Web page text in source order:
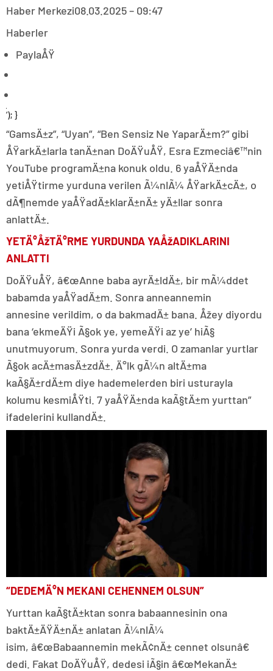
Haber Merkezi08.03.2025 – 09:47
Haberler
PaylaÅŸ
‘); }
“GamsÄ±z”, “Uyan”, “Ben Sensiz Ne YaparÄ±m?” gibi
ÅŸarkÄ±larla tanÄ±nan DoÄŸuÅŸ, Esra Ezmeciâ€™nin
YouTube programÄ±na konuk oldu. 6 yaÅŸÄ±nda
yetiÅŸtirme yurduna verilen Ã¼nlÃ¼ ÅŸarkÄ±cÄ±, o
dÃ¶nemde yaÅŸadÄ±klarÄ±nÄ± yÄ±llar sonra
anlattÄ±.
YETÄ°ÅžTÄ°RME YURDUNDA YAÅžADIKLARINI
ANLATTI
DoÄŸuÅŸ, â€œAnne baba ayrÄ±ldÄ±, bir mÃ¼ddet
babamda yaÅŸadÄ±m. Sonra anneannemin
annesine verildim, o da bakmadÄ± bana. Åžey diyordu
bana ‘ekmeÄŸi Ã§ok ye, yemeÄŸi az ye’ hiÃ§
unutmuyorum. Sonra yurda verdi. O zamanlar yurtlar
Ã§ok acÄ±masÄ±zdÄ±. Ä°lk gÃ¼n altÄ±ma
kaÃ§Ä±rdÄ±m diye hademelerden biri usturayla
kolumu kesmiÅŸti. 7 yaÅŸÄ±nda kaÃ§tÄ±m yurttan”
ifadelerini kullandÄ±.
“DEDEMÄ°N MEKANI CEHENNEM OLSUN”
Yurttan kaÃ§tÄ±ktan sonra babaannesinin ona
baktÄ±ÄŸÄ±nÄ± anlatan Ã¼nlÃ¼
isim, â€œBabaannemin mekÃ¢nÄ± cennet olsunâ€
dedi. Fakat DoÄŸuÅŸ, dedesi iÃ§in â€œMekanÄ±